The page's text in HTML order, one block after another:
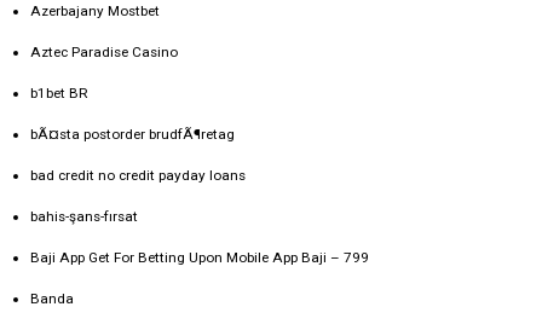
Azerbajany Mostbet
Aztec Paradise Casino
b1bet BR
bÃ¤sta postorder brudfÃ¶retag
bad credit no credit payday loans
bahis-şans-fırsat
Baji App Get For Betting Upon Mobile App Baji – 799
Banda